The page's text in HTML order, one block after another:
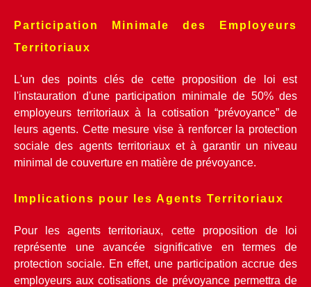
Participation Minimale des Employeurs
Territoriaux
L'un des points clés de cette proposition de loi est
l'instauration d'une participation minimale de 50% des
employeurs territoriaux à la cotisation “prévoyance” de
leurs agents. Cette mesure vise à renforcer la protection
sociale des agents territoriaux et à garantir un niveau
minimal de couverture en matière de prévoyance.
Implications pour les Agents Territoriaux
Pour les agents territoriaux, cette proposition de loi
représente une avancée significative en termes de
protection sociale. En effet, une participation accrue des
employeurs aux cotisations de prévoyance permettra de